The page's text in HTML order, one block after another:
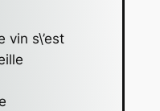
vin s\’est